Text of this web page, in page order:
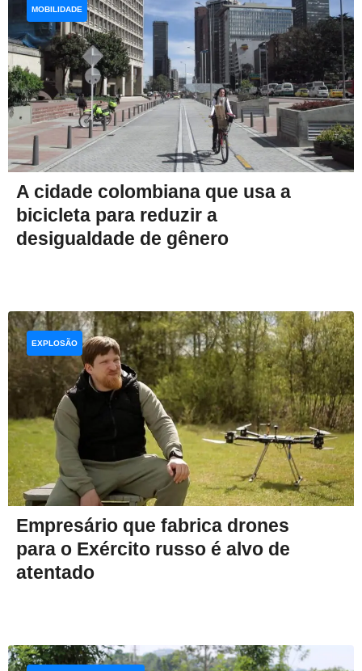
A cidade colombiana que usa a
bicicleta para reduzir a
desigualdade de gênero
MOBILIDADE
Empresário que fabrica drones
para o Exército russo é alvo de
atentado
EXPLOSÃO